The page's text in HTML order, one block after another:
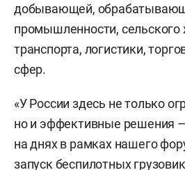
добывающей,
промышленности, сельского
транспорта, логистики,
сфер.
«У России здесь не только
но и эффективные решения
на днях в рамках нашего
запуск беспилотных